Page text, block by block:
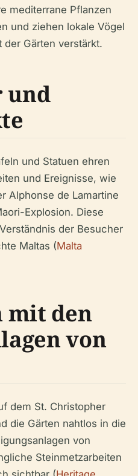
mediterrane Pflanzen
und ziehen lokale Vögel
der Gärten verstärkt.
und
und Statuen ehren
und Ereignisse, wie
Alphonse de Lamartine
Explosion. Diese
der Besucher
Maltas (Malta
mit den
von
dem St. Christopher
die Gärten nahtlos in die
von
Steinmetzarbeiten